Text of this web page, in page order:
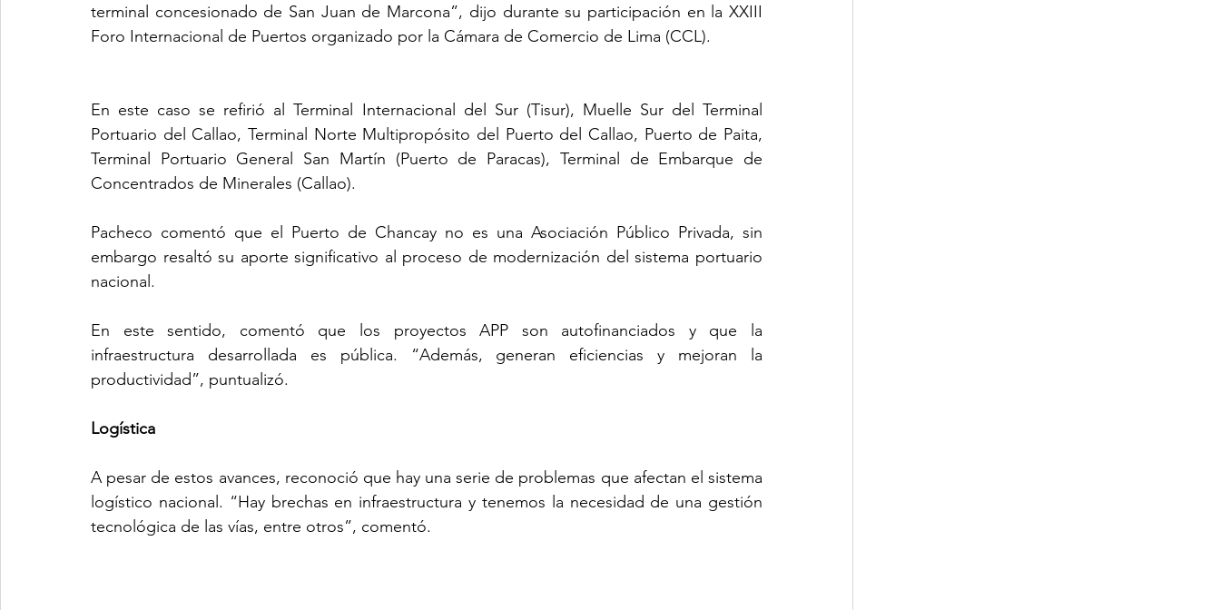
terminal concesionado de San Juan de Marcona”, dijo durante su participación en la XXIII
Foro Internacional de Puertos organizado por la Cámara de Comercio de Lima (CCL).
En este caso se refirió al Terminal Internacional del Sur (Tisur), Muelle Sur del Terminal
Portuario del Callao, Terminal Norte Multipropósito del Puerto del Callao, Puerto de Paita,
Terminal Portuario General San Martín (Puerto de Paracas), Terminal de Embarque de
Concentrados de Minerales (Callao).
Pacheco comentó que el Puerto de Chancay no es una Asociación Público Privada, sin
embargo resaltó su aporte significativo al proceso de modernización del sistema portuario
nacional.
En este sentido, comentó que los proyectos APP son autofinanciados y que la
infraestructura desarrollada es pública. “Además, generan eficiencias y mejoran la
productividad”, puntualizó.
Logística
A pesar de estos avances, reconoció que hay una serie de problemas que afectan el sistema
logístico nacional. “Hay brechas en infraestructura y tenemos la necesidad de una gestión
tecnológica de las vías, entre otros”, comentó.